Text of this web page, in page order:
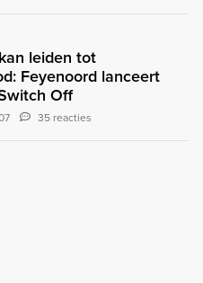
leiden tot
Feyenoord lanceert
Off
35 reacties